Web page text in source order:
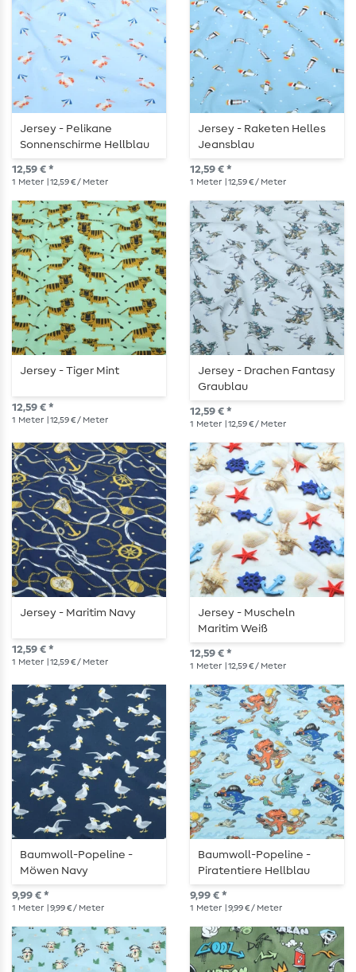
Jersey - Pelikane
Sonnenschirme Hellblau
12,59 € *
1 Meter | 12,59 € / Meter
Jersey - Raketen Helles
Jeansblau
12,59 € *
1 Meter | 12,59 € / Meter
Jersey - Tiger Mint
12,59 € *
1 Meter | 12,59 € / Meter
Jersey - Drachen Fantasy
Graublau
12,59 € *
1 Meter | 12,59 € / Meter
Jersey - Maritim Navy
12,59 € *
1 Meter | 12,59 € / Meter
Jersey - Muscheln
Maritim Weiß
12,59 € *
1 Meter | 12,59 € / Meter
Baumwoll-Popeline -
Möwen Navy
9,99 € *
1 Meter | 9,99 € / Meter
Baumwoll-Popeline -
Piratentiere Hellblau
9,99 € *
1 Meter | 9,99 € / Meter